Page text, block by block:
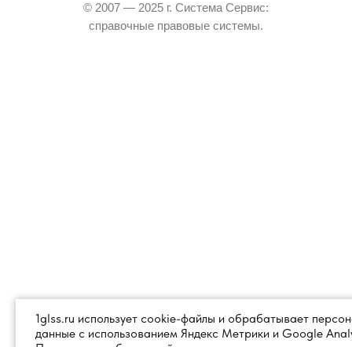
© 2007 — 2025 г. Система Сервис:
справочные правовые системы.
1glss.ru использует cookie-файлы и обрабатывает
данные с использованием Яндекс Метрики и Google